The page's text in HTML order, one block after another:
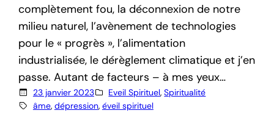
complètement fou, la déconnexion de notre
milieu naturel, l’avènement de technologies
pour le « progrès », l’alimentation
industrialisée, le dérèglement climatique et j’en
passe. Autant de facteurs – à mes yeux…
23 janvier 2023 Eveil Spirituel, Spiritualité
âme, dépression, éveil spirituel